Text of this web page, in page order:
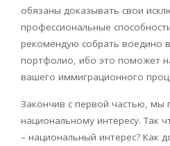
обязаны доказывать свои
профессиональные
рекомендую собрать воедино
портфолио, ибо это поможет
вашего иммиграционного
Закончив с первой частью, мы
национальному интересу. Так
– национальный интерес? Как